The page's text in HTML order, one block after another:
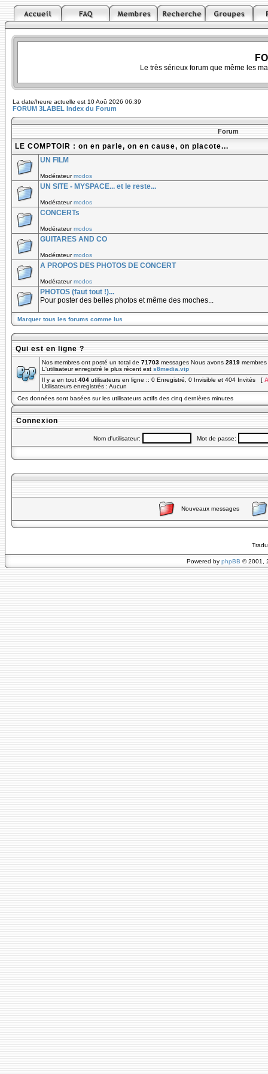
Le très sérieux forum que même les
La date/heure actuelle est 10 Aoû 2026 06:39
FORUM 3LABEL Index du Forum
Forum
LE COMPTOIR : on en parle, on en cause, on placote...
UN FILM
Modérateurmodos
UN SITE - MYSPACE... et le reste...
Modérateurmodos
CONCERTs
Modérateurmodos
GUITARES AND CO
Modérateurmodos
A PROPOS DES PHOTOS DE CONCERT
Modérateurmodos
PHOTOS (faut tout !)...
Pour poster des belles photos et même des moches...
Marquer tous les forums comme lus
Qui est en ligne ?
Nos membres ont posté un total de 71703 messages Nous avons 2819
L'utilisateur enregistré le plus récent est s8media.vip
Il y a en tout 404 utilisateurs en ligne :: 0 Enregistré, 0 Invisible et 404 Invités [
Utilisateurs enregistrés : Aucun
Ces données sont basées sur les utilisateurs actifs des cinq dernières minutes
Connexion
Nom d'utilisateur: Mot de passe:
Nouveaux messages
Powered by phpBB © 2001,